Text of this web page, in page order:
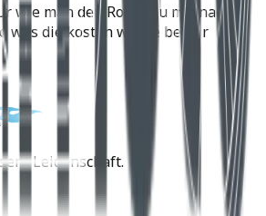
wie man den Roller zu mir nach
was die kosten würde bei dir
Leidenschaft.